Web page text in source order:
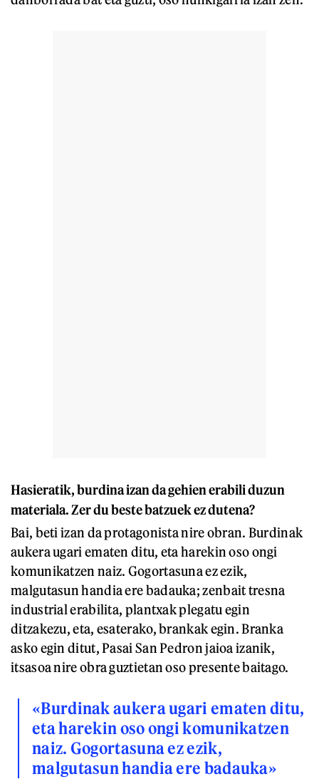
Hasieratik, burdina izan da gehien erabili duzun
materiala. Zer du beste batzuek ez dutena?
Bai, beti izan da protagonista nire obran. Burdinak
aukera ugari ematen ditu, eta harekin oso ongi
komunikatzen naiz. Gogortasuna ez ezik,
malgutasun handia ere badauka;zenbait tresna
industrial erabilita, plantxak plegatu egin
ditzakezu, eta, esaterako, brankak egin. Branka
asko egin ditut, Pasai San Pedron jaioa izanik,
itsasoa nire obra guztietan oso presente baitago.
«Burdinak aukera ugari ematen ditu,
eta harekin oso ongi komunikatzen
naiz. Gogortasuna ez ezik,
malgutasun handia ere badauka»